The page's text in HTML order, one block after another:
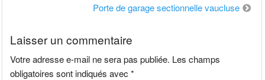
Porte de garage sectionnelle vaucluse
Laisser un commentaire
Votre adresse e-mail ne sera pas publiée. Les champs
obligatoires sont indiqués avec*